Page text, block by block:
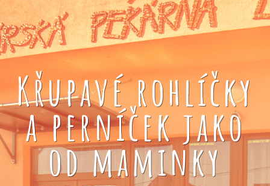
Křupavé rohlíčky
a perníček jako
od maminky